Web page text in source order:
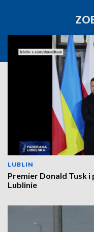
LUBLIN
Premier Donald Tusk
Lublinie